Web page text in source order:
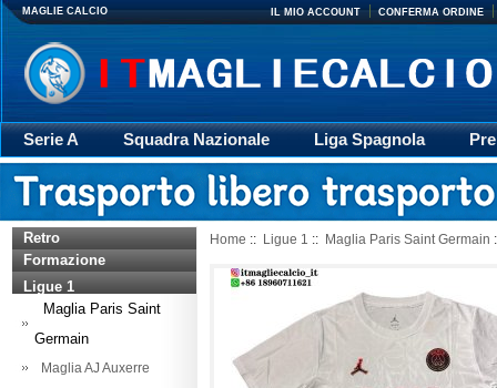
MAGLIE CALCIO IL MIO ACCOUNT CONFERMA ORDINE
Serie A Squadra Nazionale Liga Spagnola
Giacca
Rugby trasporto Retro
Retro
Formazione
Ligue 1
Maglia Paris Saint
Germain
Maglia AJ Auxerre
Home :: Ligue 1 :: Maglia Paris Saint Germain